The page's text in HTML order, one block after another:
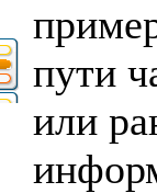
пути
или